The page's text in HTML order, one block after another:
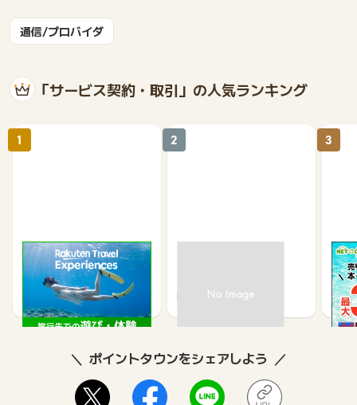
通信/プロバイダ
「サービス契約・取引」の人気ランキング
楽天トラベル観光体験
2.5%
1
1.3%
2
【
買取
3
ポイントタウンをシェアしよう